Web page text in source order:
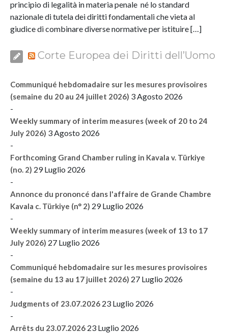
principio di legalità in materia penale né lo standard
nazionale di tutela dei diritti fondamentali che vieta al
giudice di combinare diverse normative per istituire […]
Corte Europea dei Diritti dell’Uomo
Communiqué hebdomadaire sur les mesures provisoires
(semaine du 20 au 24 juillet 2026) 3 Agosto 2026
-
Weekly summary of interim measures (week of 20 to 24
July 2026) 3 Agosto 2026
-
Forthcoming Grand Chamber ruling in Kavala v. Türkiye
(no. 2) 29 Luglio 2026
-
Annonce du prononcé dans l'affaire de Grande Chambre
Kavala c. Türkiye (n° 2) 29 Luglio 2026
-
Weekly summary of interim measures (week of 13 to 17
July 2026) 27 Luglio 2026
-
Communiqué hebdomadaire sur les mesures provisoires
(semaine du 13 au 17 juillet 2026) 27 Luglio 2026
-
Judgments of 23.07.2026 23 Luglio 2026
-
Arrêts du 23.07.2026 23 Luglio 2026